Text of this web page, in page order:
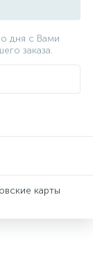
дня с Вами
заказа.
карты